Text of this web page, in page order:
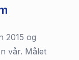
2015 og
vår. Målet